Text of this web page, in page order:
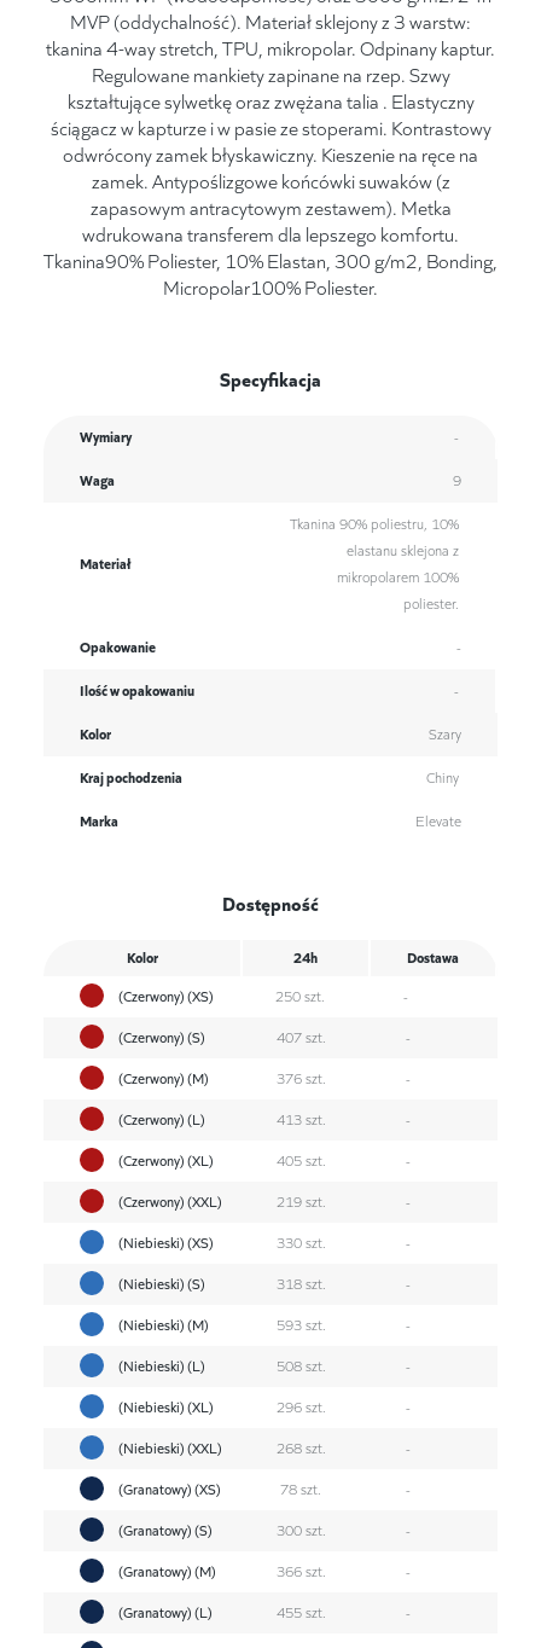
MVP (oddychalność). Materiał sklejony z 3 warstw:
tkanina 4-way stretch, TPU, mikropolar. Odpinany kaptur.
Regulowane mankiety zapinane na rzep. Szwy
kształtujące sylwetkę oraz zwężana talia . Elastyczny
ściągacz w kapturze i w pasie ze stoperami. Kontrastowy
odwrócony zamek błyskawiczny. Kieszenie na ręce na
zamek. Antypoślizgowe końcówki suwaków (z
zapasowym antracytowym zestawem). Metka
wdrukowana transferem dla lepszego komfortu.
Tkanina90% Poliester, 10% Elastan, 300 g/m2, Bonding,
Micropolar100% Poliester.
Specyfikacja
Wymiary -
Waga 9
Materiał
Tkanina 90% poliestru, 10%
elastanu sklejona z
mikropolarem 100%
poliester.
Opakowanie -
Ilość w opakowaniu -
Kolor Szary
Kraj pochodzenia Chiny
Marka Elevate
Dostępność
Kolor 24h
Dostawa
(Czerwony) (XS)
250 szt.
-
(Czerwony) (S)
407 szt.
-
(Czerwony) (M)
376 szt.
-
(Czerwony) (L)
413 szt.
-
(Czerwony) (XL)
405 szt.
-
(Czerwony) (XXL)
219 szt.
-
(Niebieski) (XS)
330 szt.
-
(Niebieski) (S)
318 szt.
-
(Niebieski) (M)
593 szt.
-
(Niebieski) (L)
508 szt.
-
(Niebieski) (XL)
296 szt.
-
(Niebieski) (XXL)
268 szt.
-
(Granatowy) (XS)
78 szt.
-
(Granatowy) (S)
300 szt.
-
(Granatowy) (M)
366 szt.
-
(Granatowy) (L)
455 szt.
-